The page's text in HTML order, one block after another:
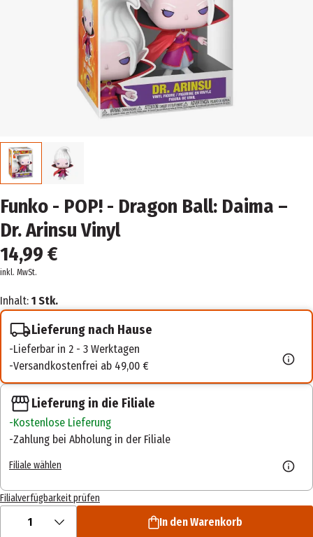
Funko - POP! - Dragon Ball: Daima –
Dr. Arinsu Vinyl
14,99 €
inkl. MwSt.
Inhalt: 1 Stk.
Lieferung nach Hause
Lieferbar in 2 - 3 Werktagen
Versandkostenfrei ab 49,00 €
Lieferung in die Filiale
Kostenlose Lieferung
Zahlung bei Abholung in der Filiale
Filiale wählen
Filialverfügbarkeit prüfen
1 In den Warenkorb